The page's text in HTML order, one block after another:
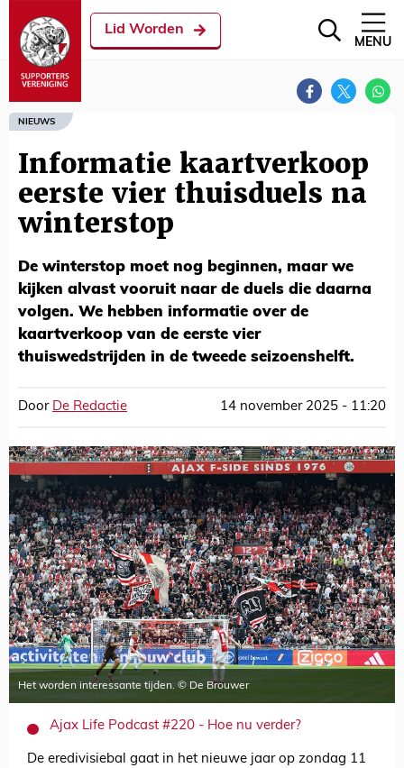
Lid Worden
MENU
NIEUWS
Informatie kaartverkoop
eerste vier thuisduels na
winterstop
De winterstop moet nog beginnen, maar we
kijken alvast vooruit naar de duels die daarna
volgen. We hebben informatie over de
kaartverkoop van de eerste vier
thuiswedstrijden in de tweede seizoenshelft.
Door De Redactie 14 november 2025 - 11:20
Het worden interessante tijden. © De Brouwer
Ajax Life Podcast #220 - Hoe nu verder?
De eredivisiebal gaat in het nieuwe jaar op zondag 11